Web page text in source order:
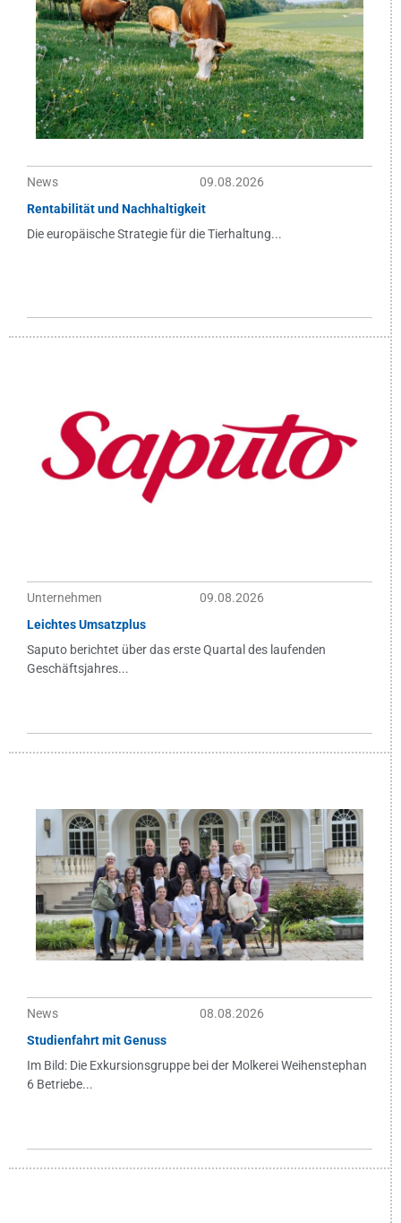
News
09.08.2026
Rentabilität und Nachhaltigkeit
Die europäische Strategie für die Tierhaltung...
Unternehmen
09.08.2026
Leichtes Umsatzplus
Saputo berichtet über das erste Quartal des laufenden
Geschäftsjahres...
News
08.08.2026
Studienfahrt mit Genuss
Im Bild: Die Exkursionsgruppe bei der Molkerei Weihenstephan
6 Betriebe...